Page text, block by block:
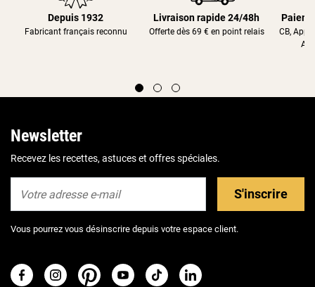
Depuis 1932
Fabricant français reconnu
Livraison rapide 24/48h
Offerte dès 69 € en point relais
CB,
Newsletter
Recevez les recettes, astuces et offres spéciales.
S'inscrire
Vous pourrez vous désinscrire depuis votre espace client.